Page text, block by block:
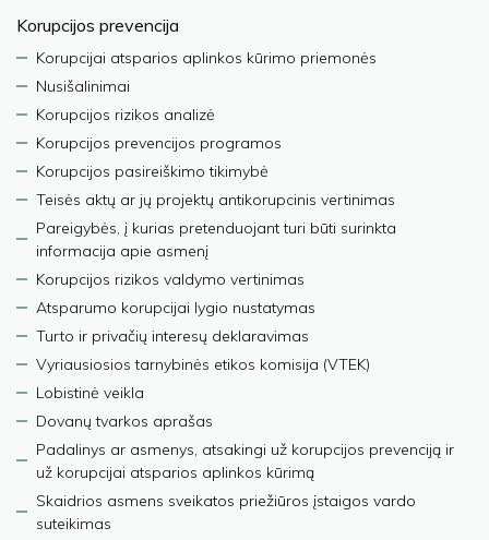
Korupcijos prevencija
Korupcijai atsparios aplinkos kūrimo priemonės
Nusišalinimai
Korupcijos rizikos analizė
Korupcijos prevencijos programos
Korupcijos pasireiškimo tikimybė
Teisės aktų ar jų projektų antikorupcinis vertinimas
Pareigybės, į kurias pretenduojant turi būti surinkta
informacija apie asmenį
Korupcijos rizikos valdymo vertinimas
Atsparumo korupcijai lygio nustatymas
Turto ir privačių interesų deklaravimas
Vyriausiosios tarnybinės etikos komisija (VTEK)
Lobistinė veikla
Dovanų tvarkos aprašas
Padalinys ar asmenys, atsakingi už korupcijos prevenciją ir
už korupcijai atsparios aplinkos kūrimą
Skaidrios asmens sveikatos priežiūros įstaigos vardo
suteikimas